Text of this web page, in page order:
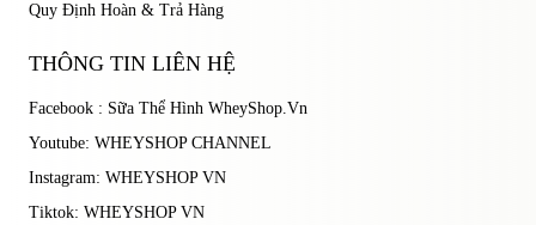
Quy Định Hoàn & Trả Hàng
THÔNG TIN LIÊN HỆ
Facebook : Sữa Thể Hình WheyShop.Vn
Youtube: WHEYSHOP CHANNEL
Instagram: WHEYSHOP VN
Tiktok: WHEYSHOP VN